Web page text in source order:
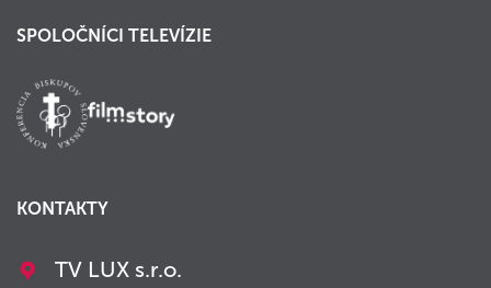
SPOLOČNÍCI TELEVÍZIE
KONTAKTY
TV LUX s.r.o.